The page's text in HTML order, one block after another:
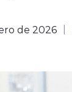
de 2026